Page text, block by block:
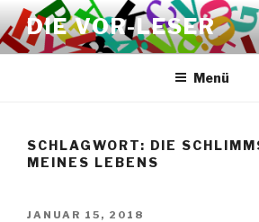
Zum
Inhalt
springen
DIE VOR-LESER
Menü
SCHLAGWORT: DIE
MEINES LEBENS
VERÖFFENTLICHT
JANUAR 15, 2018